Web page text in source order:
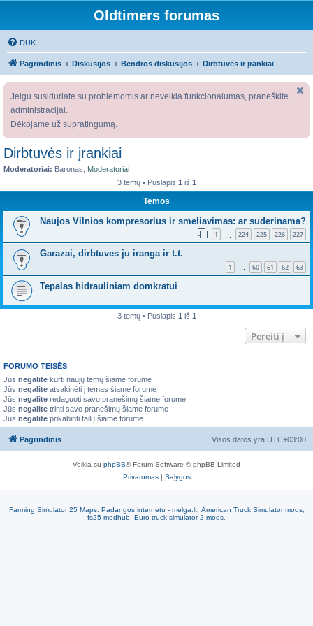
Oldtimers forumas
DUK
Pagrindinis Diskusijos Bendros diskusijos Dirbtuvės ir įrankiai
Jeigu susiduriate su problemomis ar neveikia funkcionalumas, praneškite
administracijai.
Dėkojame už supratingumą.
Dirbtuvės ir įrankiai
Moderatoriai: Baronas
Moderatoriai
3 temų • Puslapis 1 iš 1
Temos
Naujos Vilnios kompresorius ir smeliavimas: ar suderinama?
1 224 225 226 227
Garazai, dirbtuves ju iranga ir t.t.
1 … 60 61 62 63
Tepalas hidrauliniam domkratui
3 temų • Puslapis 1 iš 1
Pereiti į
FORUMO TEISĖS
Jūs negalite kurti naujų temų šiame forume
Jūs negalite atsakinėti į temas šiame forume
Jūs negalite redaguoti savo pranešimų šiame forume
Jūs negalite trinti savo pranešimų šiame forume
Jūs negalite prikabinti failų šiame forume
Pagrindinis Visos datos yra UTC+03:00
Veikia su phpBB® Forum Software © phpBB Limited
Privatumas| Sąlygos
Farming Simulator 25 Maps. Padangos internetu - melga.lt. American Truck Simulator mods,
fs25 modhub. Euro truck simulator 2 mods.